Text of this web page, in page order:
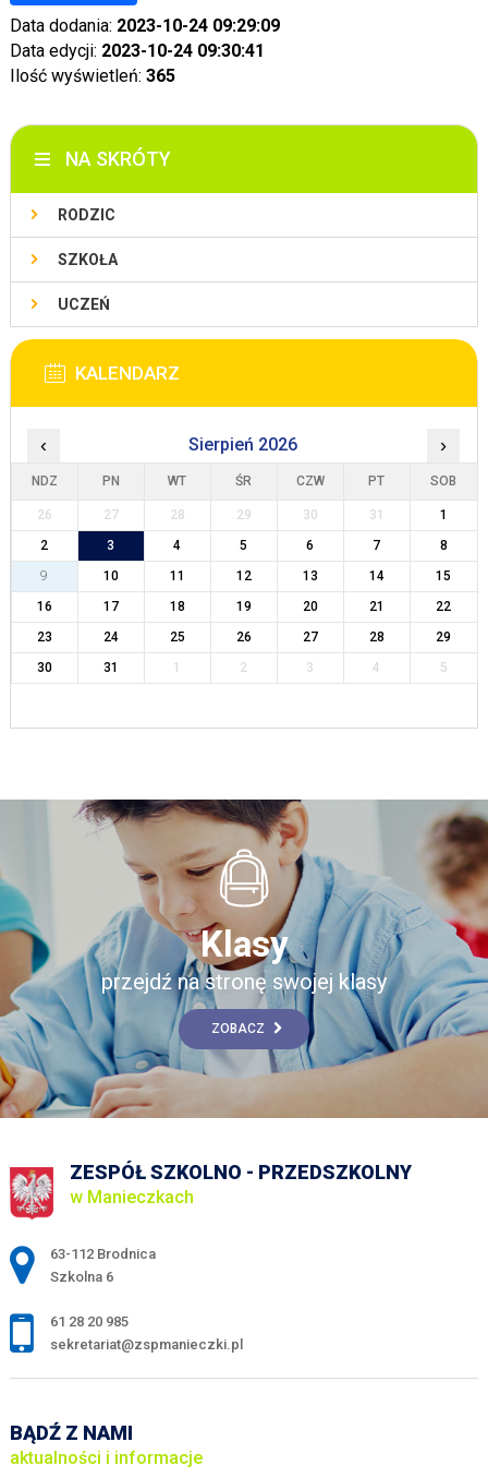
Data dodania: 2023-10-24 09:29:09
Data edycji: 2023-10-24 09:30:41
Ilość wyświetleń: 365
NA SKRÓTY
RODZIC
SZKOŁA
UCZEŃ
KALENDARZ
‹ Sierpień 2026 ›
NDZ PN WT ŚR CZW PT SOB
26 27 28 29 30 31
1
2
3 4 5 6 7
8
9
10 11 12 13 14
15
16
17 18 19 20 21
22
23
24 25 26 27 28
29
30
31 1 2 3 4 5
Klasy
przejdź na stronę swojej klasy
ZOBACZ
ZESPÓŁ SZKOLNO - PRZEDSZKOLNY
w Manieczkach
Adres pocztowy:
63-112 Brodnica
Szkolna 6
61 28 20 985
sekretariat@zspmanieczki.pl
BĄDŹ Z NAMI
aktualności i informacje